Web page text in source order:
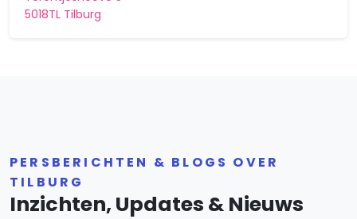
Groenewoud
Het Goirke
Het Zand
5018TL Tilburg
PERSBERICHTEN & BLOGS OVER
TILBURG
Inzichten, Updates & Nieuws